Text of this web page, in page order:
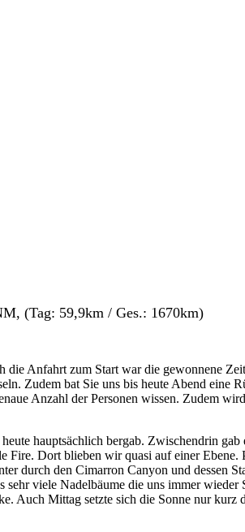
(Tag: 59,9km / Ges.: 1670km)
Anfahrt zum Start war die gewonnene
Zudem bat Sie uns bis heute Abend eine
Anzahl der Personen wissen. Zudem
hauptsächlich bergab. Zwischendrin
Fire. Dort blieben wir quasi auf einer
durch den Cimarron Canyon und dessen
viele Nadelbäume die uns immer
Auch Mittag setzte sich die Sonne nur